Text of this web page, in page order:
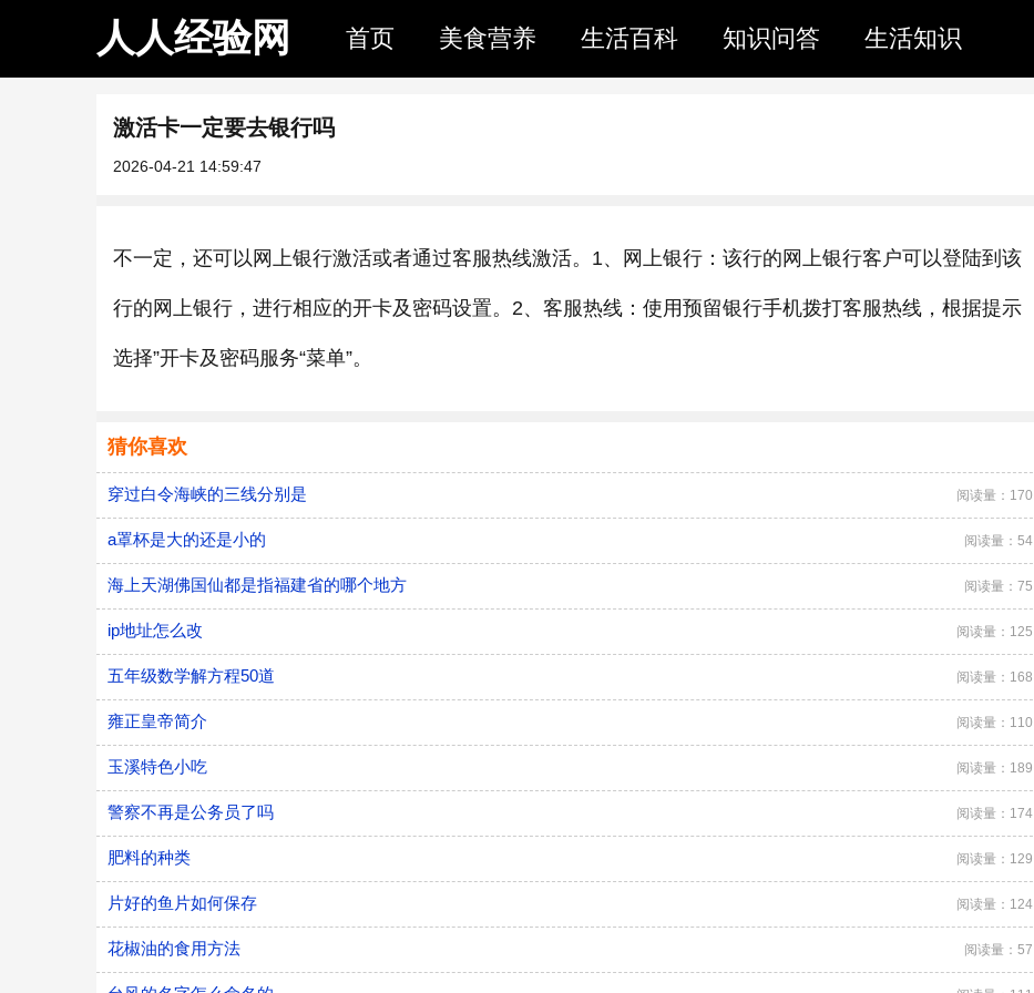
人人经验网 首页 美食营养 生活百科 知识问答 生活知识
激活卡一定要去银行吗
2026-04-21 14:59:47
不一定，还可以网上银行激活或者通过客服热线激活。1、网上银行：该行的网上银行客户可以登陆到该
行的网上银行，进行相应的开卡及密码设置。2、客服热线：使用预留银行手机拨打客服热线，根据提示
选择”开卡及密码服务“菜单”。
猜你喜欢
穿过白令海峡的三线分别是 阅读量：170
a罩杯是大的还是小的 阅读量：54
海上天湖佛国仙都是指福建省的哪个地方 阅读量：75
ip地址怎么改 阅读量：125
五年级数学解方程50道 阅读量：168
雍正皇帝简介 阅读量：110
玉溪特色小吃 阅读量：189
警察不再是公务员了吗 阅读量：174
肥料的种类 阅读量：129
片好的鱼片如何保存 阅读量：124
花椒油的食用方法 阅读量：57